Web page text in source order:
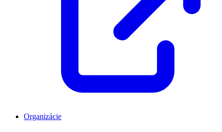
Organizácie